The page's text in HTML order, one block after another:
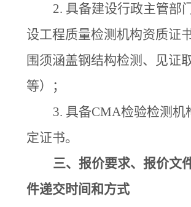
2. 具备建设行政主管部
设工程质量检测机构资质证
围须涵盖钢结构检测、见证
等）；
3. 具备CMA检验检测机
定证书。
三、 报价要求、 报价文
件递交时间和方式